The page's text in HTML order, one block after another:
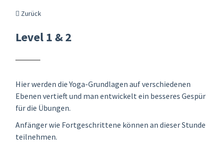
Zurück
Level 1 & 2
Hier werden die Yoga-Grundlagen auf verschiedenen
Ebenen vertieft und man entwickelt ein besseres Gespür
für die Übungen.
Anfänger wie Fortgeschrittene können an dieser Stunde
teilnehmen.